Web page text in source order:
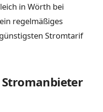
in Wörth bei
regelmäßiges
Stromtarif